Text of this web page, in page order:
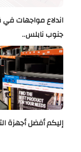
اندلاع مواجهات في
جنوب نابلس..
إليكم أفضل أجهزة